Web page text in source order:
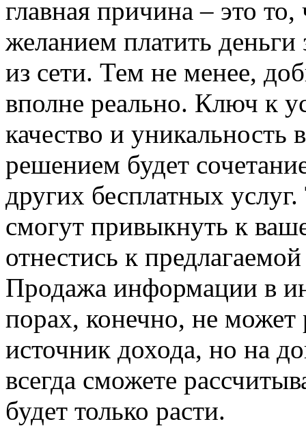
главная причина – это то,
желанием платить
из сети. Тем не менее,
вполне реально. Ключ к
качество и
решением будет
других бесплатных
смогут привыкнуть к
отнестись к
Продажа информации в
порах, конечно, не может
источник дохода, но на
всегда сможете
будет только расти.